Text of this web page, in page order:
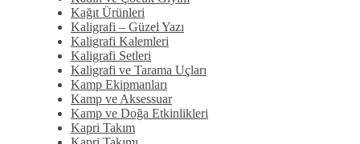
Kağıt Ürünleri
Kaligrafi – Güzel Yazı
Kaligrafi Kalemleri
Kaligrafi Setleri
Kaligrafi ve Tarama Uçları
Kamp Ekipmanları
Kamp ve Aksessuar
Kamp ve Doğa Etkinlikleri
Kapri Takım